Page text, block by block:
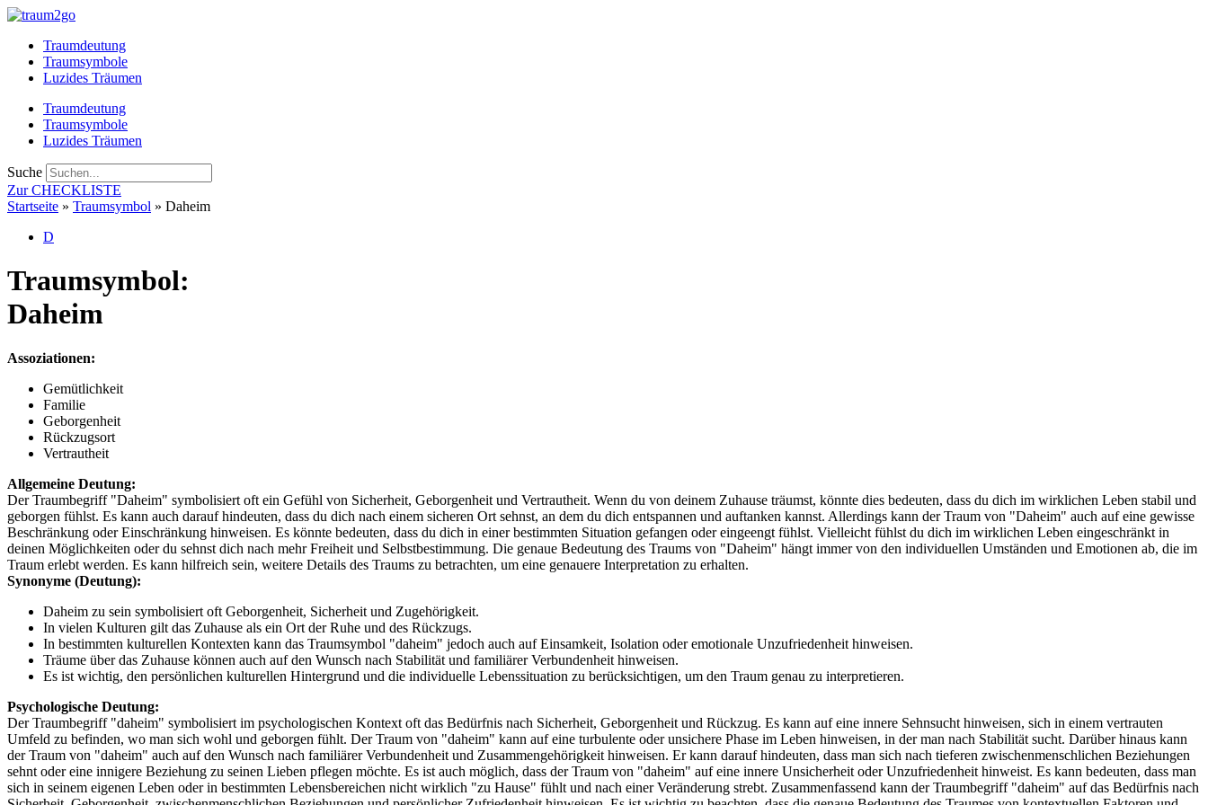
Zum
springenTraumdeutung
Traumsymbole
Luzides Träumen
Traumdeutung
Traumsymbole
Luzides Träumen
Suche
Zur CHECKLISTE
Startseite » Traumsymbol » Daheim
D
Traumsymbol:
Daheim
Assoziationen:
Gemütlichkeit
Familie
Geborgenheit
Rückzugsort
Vertrautheit
Allgemeine Deutung:
Der Traumbegriff "Daheim" symbolisiert oft ein Gefühl von Sicherheit, Geborgenheit und Vertrautheit. Wenn du von deinem Zuhause träumst, könnte dies bedeuten, dass du dich im wirklichen Leben stabil und
geborgen fühlst. Es kann auch darauf hindeuten, dass du dich nach einem sicheren Ort sehnst, an dem du dich entspannen und auftanken kannst. Allerdings kann der Traum von "Daheim" auch auf eine gewisse
Beschränkung oder Einschränkung hinweisen. Es könnte bedeuten, dass du dich in einer bestimmten Situation gefangen oder eingeengt fühlst. Vielleicht fühlst du dich im wirklichen Leben eingeschränkt in
deinen Möglichkeiten oder du sehnst dich nach mehr Freiheit und Selbstbestimmung. Die genaue Bedeutung des Traums von "Daheim" hängt immer von den individuellen Umständen und Emotionen ab, die im
Traum erlebt werden. Es kann hilfreich sein, weitere Details des Traums zu betrachten, um eine genauere Interpretation zu erhalten.
Synonyme (Deutung):
Daheim zu sein symbolisiert oft Geborgenheit, Sicherheit und Zugehörigkeit.
In vielen Kulturen gilt das Zuhause als ein Ort der Ruhe und des Rückzugs.
In bestimmten kulturellen Kontexten kann das Traumsymbol "daheim" jedoch auch auf Einsamkeit, Isolation oder emotionale Unzufriedenheit hinweisen.
Träume über das Zuhause können auch auf den Wunsch nach Stabilität und familiärer Verbundenheit hinweisen.
Es ist wichtig, den persönlichen kulturellen Hintergrund und die individuelle Lebenssituation zu berücksichtigen, um den Traum genau zu interpretieren.
Psychologische Deutung:
Der Traumbegriff "daheim" symbolisiert im psychologischen Kontext oft das Bedürfnis nach Sicherheit, Geborgenheit und Rückzug. Es kann auf eine innere Sehnsucht hinweisen, sich in einem vertrauten
Umfeld zu befinden, wo man sich wohl und geborgen fühlt. Der Traum von "daheim" kann auf eine turbulente oder unsichere Phase im Leben hinweisen, in der man nach Stabilität sucht. Darüber hinaus kann
der Traum von "daheim" auch auf den Wunsch nach familiärer Verbundenheit und Zusammengehörigkeit hinweisen. Er kann darauf hindeuten, dass man sich nach tieferen zwischenmenschlichen Beziehungen
sehnt oder eine innigere Beziehung zu seinen Lieben pflegen möchte. Es ist auch möglich, dass der Traum von "daheim" auf eine innere Unsicherheit oder Unzufriedenheit hinweist. Es kann bedeuten, dass man
sich in seinem eigenen Leben oder in bestimmten Lebensbereichen nicht wirklich "zu Hause" fühlt und nach einer Veränderung strebt. Zusammenfassend kann der Traumbegriff "daheim" auf das Bedürfnis nach